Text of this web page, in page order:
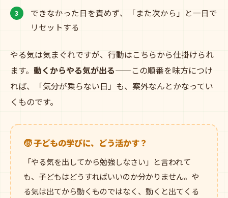
できなかった日を責めず、「また次から」と一日で
リセットする
やる気は気まぐれですが、行動はこちらから仕掛けられ
ます。 動くからやる気が出る——この順番を味方につけ
れば、「気分が乗らない日」も、案外なんとかなってい
くものです。
🧒 子どもの学びに、どう活かす？
「やる気を出してから勉強しなさい」と言われて
も、子どもはどうすればいいのか分かりません。や
る気は出てから動くものではなく、動くと出てくる